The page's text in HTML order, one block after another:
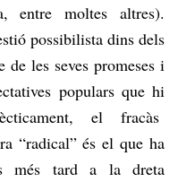
entre moltes altres).
possibilista dins dels
de les seves promeses i
populars que hi
el fracàs
“radical” és el que ha
més tard a la dreta